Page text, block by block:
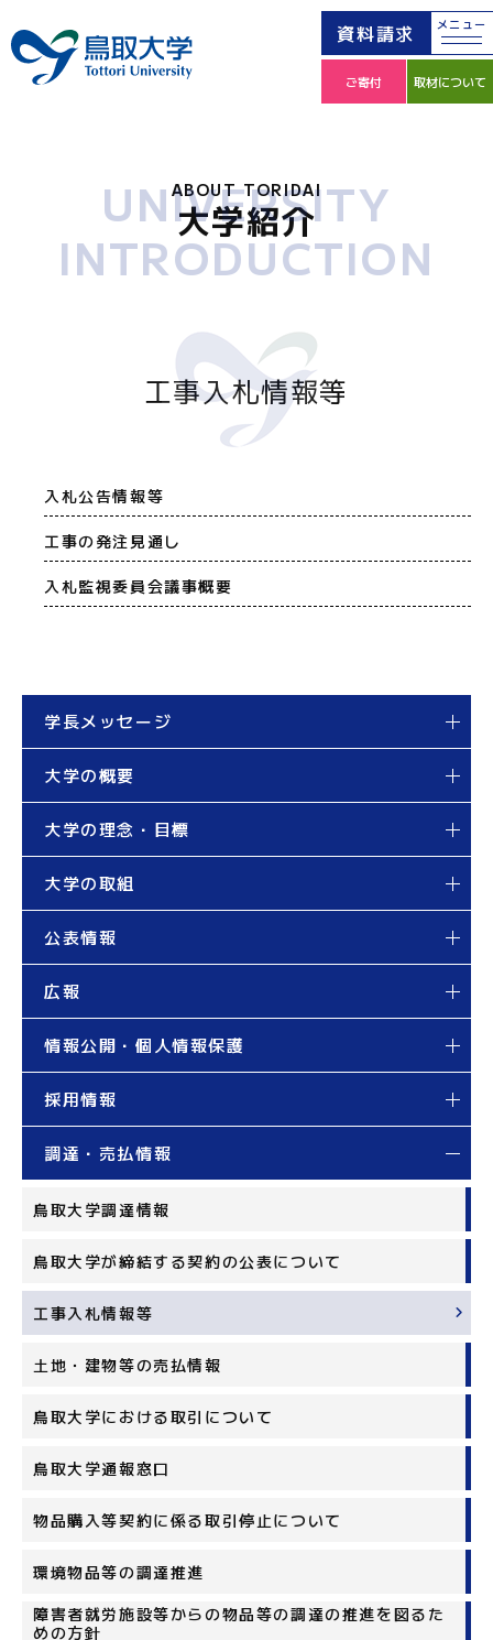
資料請求 メニュー
ご寄付 取材について
ABOUT TORIDAI
大学紹介
UNIVERSITY
INTRODUCTION
学長メッセージ
大学の概要
大学の理念・目標
大学の取組
公表情報
広報
情報公開・個人情報保護
採用情報
調達・売払情報
鳥取大学調達情報
鳥取大学が締結する契約の公表について
工事入札情報等
土地・建物等の売払情報
鳥取大学における取引について
鳥取大学通報窓口
物品購入等契約に係る取引停止について
環境物品等の調達推進
障害者就労施設等からの物品等の調達の推進を図るた
めの方針
工事入札情報等
入札公告情報等
工事の発注見通し
入札監視委員会議事概要